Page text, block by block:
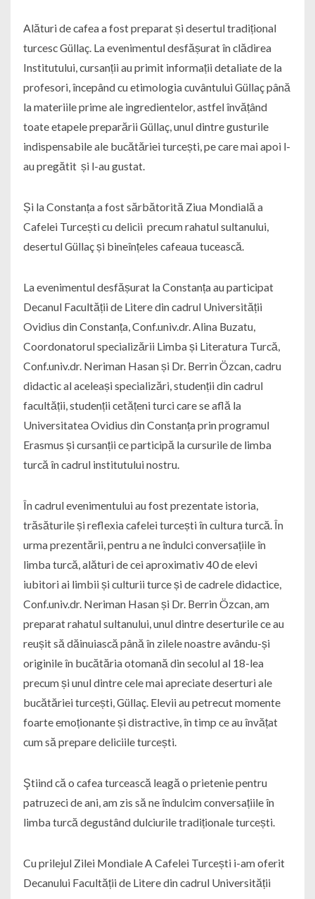
Alături de cafea a fost preparat și desertul tradițional
turcesc Güllaç. La evenimentul desfășurat în clădirea
Institutului, cursanții au primit informații detaliate de la
profesori, începând cu etimologia cuvântului Güllaç până
la materiile prime ale ingredientelor, astfel învățând
toate etapele preparării Güllaç, unul dintre gusturile
indispensabile ale bucătăriei turcești, pe care mai apoi l-
au pregătit și l-au gustat.
Și la Constanța a fost sărbătorită Ziua Mondială a
Cafelei Turcești cu delicii precum rahatul sultanului,
desertul Güllaç și bineînțeles cafeaua tucească.
La evenimentul desfășurat la Constanța au participat
Decanul Facultății de Litere din cadrul Universității
Ovidius din Constanța, Conf.univ.dr. Alina Buzatu,
Coordonatorul specializării Limba și Literatura Turcă,
Conf.univ.dr. Neriman Hasan și Dr. Berrin Özcan, cadru
didactic al aceleași specializări, studenții din cadrul
facultății, studenții cetățeni turci care se află la
Universitatea Ovidius din Constanța prin programul
Erasmus și cursanții ce participă la cursurile de limba
turcă în cadrul institutului nostru.
În cadrul evenimentului au fost prezentate istoria,
trăsăturile și reflexia cafelei turcești în cultura turcă. În
urma prezentării, pentru a ne îndulci conversațiile în
limba turcă, alături de cei aproximativ 40 de elevi
iubitori ai limbii și culturii turce și de cadrele didactice,
Conf.univ.dr. Neriman Hasan și Dr. Berrin Özcan, am
preparat rahatul sultanului, unul dintre deserturile ce au
reușit să dăinuiască până în zilele noastre avându-și
originile în bucătăria otomană din secolul al 18-lea
precum și unul dintre cele mai apreciate deserturi ale
bucătăriei turcești, Güllaç. Elevii au petrecut momente
foarte emoționante și distractive, în timp ce au învățat
cum să prepare deliciile turcești.
Ştiind că o cafea turcească leagă o prietenie pentru
patruzeci de ani, am zis să ne îndulcim conversațiile în
limba turcă degustând dulciurile tradiționale turcești.
Cu prilejul Zilei Mondiale A Cafelei Turcești i-am oferit
Decanului Facultății de Litere din cadrul Universității